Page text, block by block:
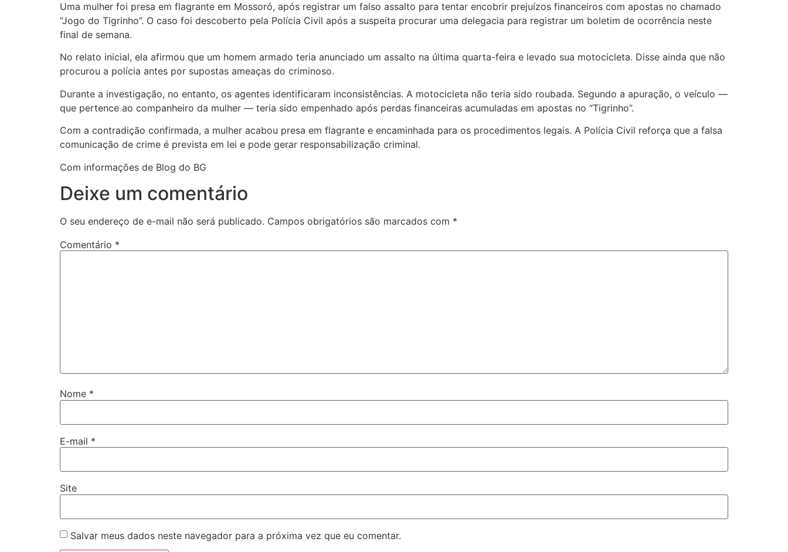
Uma mulher foi presa em flagrante em Mossoró, após registrar um falso assalto para tentar encobrir prejuízos financeiros com apostas no chamado
“Jogo do Tigrinho”. O caso foi descoberto pela Polícia Civil após a suspeita procurar uma delegacia para registrar um boletim de ocorrência neste
final de semana.
No relato inicial, ela afirmou que um homem armado teria anunciado um assalto na última quarta-feira e levado sua motocicleta. Disse ainda que não
procurou a polícia antes por supostas ameaças do criminoso.
Durante a investigação, no entanto, os agentes identificaram inconsistências. A motocicleta não teria sido roubada. Segundo a apuração, o veículo —
que pertence ao companheiro da mulher — teria sido empenhado após perdas financeiras acumuladas em apostas no “Tigrinho”.
Com a contradição confirmada, a mulher acabou presa em flagrante e encaminhada para os procedimentos legais. A Polícia Civil reforça que a falsa
comunicação de crime é prevista em lei e pode gerar responsabilização criminal.
Com informações de Blog do BG
Deixe um comentário
O seu endereço de e-mail não será publicado. Campos obrigatórios são marcados com *
Comentário *
Nome *
E-mail *
Site
Salvar meus dados neste navegador para a próxima vez que eu comentar.